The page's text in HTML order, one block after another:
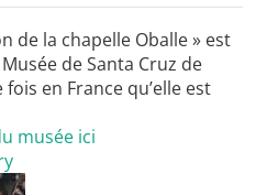
de l’APHG
recrutement
scolaires
tables rondes
publiés
de la chapelle Oballe » est
de Santa Cruz de
en France qu’elle est
musée ici